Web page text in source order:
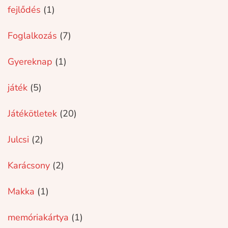
fejlődés (1)
Foglalkozás (7)
Gyereknap (1)
játék (5)
Játékötletek (20)
Julcsi (2)
Karácsony (2)
Makka (1)
memóriakártya (1)